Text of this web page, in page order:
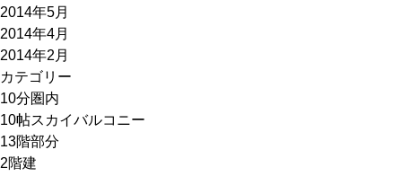
2014年5月
2014年4月
2014年2月
カテゴリー
10分圏内
10帖スカイバルコニー
13階部分
2階建